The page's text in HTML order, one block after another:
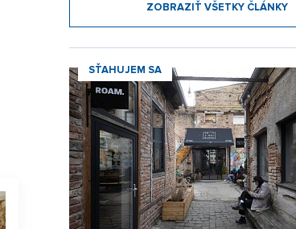
ZOBRAZIŤ VŠETKY ČLÁNKY
SŤAHUJEM SA